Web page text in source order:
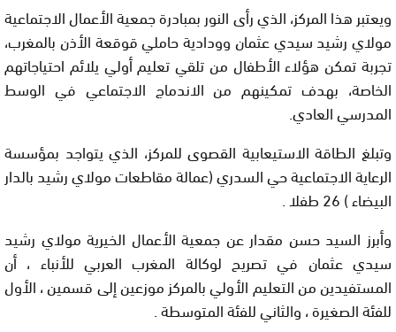
ويعتبر هذا المركز، الذي رأى النور بمبادرة جمعية الأعمال الاجتماعية
مولاي رشيد سيدي عثمان وودادية حاملي قوقعة الأذن بالمغرب،
تجربة تمكن هؤلاء الأطفال من تلقي تعليم أولي يلائم احتياجاتهم
الخاصة، بهدف تمكينهم من الاندماج الاجتماعي في الوسط
المدرسي العادي.
وتبلغ الطاقة الاستيعابية القصوى للمركز، الذي يتواجد بمؤسسة
الرعاية الاجتماعية حي السدري (عمالة مقاطعات مولاي رشيد بالدار
البيضاء ) 26 طفلا .
وأبرز السيد حسن مقدار عن جمعية الأعمال الخيرية مولاي رشيد
سيدي عثمان في تصريح لوكالة المغرب العربي للأنباء ، أن
المستفيدين من التعليم الأولي بالمركز موزعين إلى قسمين ، الأول
للفئة الصغيرة ، والثاني للفئة المتوسطة .